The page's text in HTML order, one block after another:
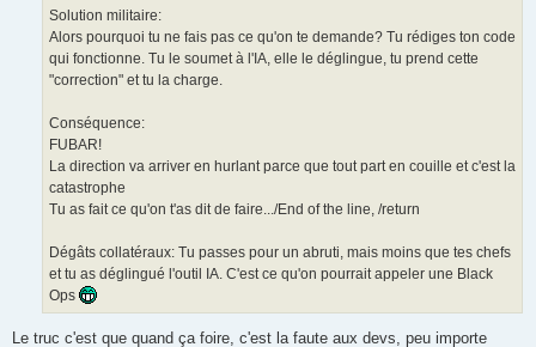
Solution militaire:
Alors pourquoi tu ne fais pas ce qu'on te demande? Tu rédiges ton code
qui fonctionne. Tu le soumet à l'IA, elle le déglingue, tu prend cette
"correction" et tu la charge.
Conséquence:
FUBAR!
La direction va arriver en hurlant parce que tout part en couille et c'est la
catastrophe
Tu as fait ce qu'on t'as dit de faire.../End of the line, /return
Dégâts collatéraux: Tu passes pour un abruti, mais moins que tes chefs
et tu as déglingué l'outil IA. C'est ce qu'on pourrait appeler une Black
Ops
Le truc c'est que quand ça foire, c'est la faute aux devs, peu importe